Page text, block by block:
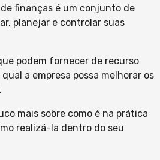
finanças é um conjunto de
planejar e controlar suas
podem fornecer de recurso
a empresa possa melhorar os
mais sobre como é na prática
realizá-la dentro do seu